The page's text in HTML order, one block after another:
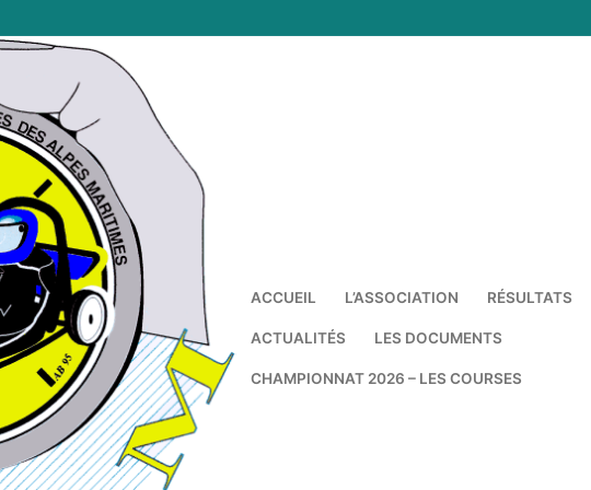
ACCUEIL L’ASSOCIATION RÉSULTATS
ACTUALITÉS LES DOCUMENTS
CHAMPIONNAT 2026 – LES COURSES